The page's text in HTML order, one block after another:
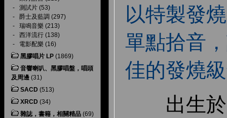
- 測試片 (53)
- 爵士及藍調 (297)
- 瑞鳴音樂 (213)
- 西洋流行 (138)
- 電影配樂 (16)
黑膠唱片 LP (1869)
音響喇叭、黑膠唱盤，唱頭
及周邊 (31)
SACD (513)
XRCD (34)
雜誌，書籍，相關精品 (69)
以特製發
單點拾音
佳的發燒
出生於